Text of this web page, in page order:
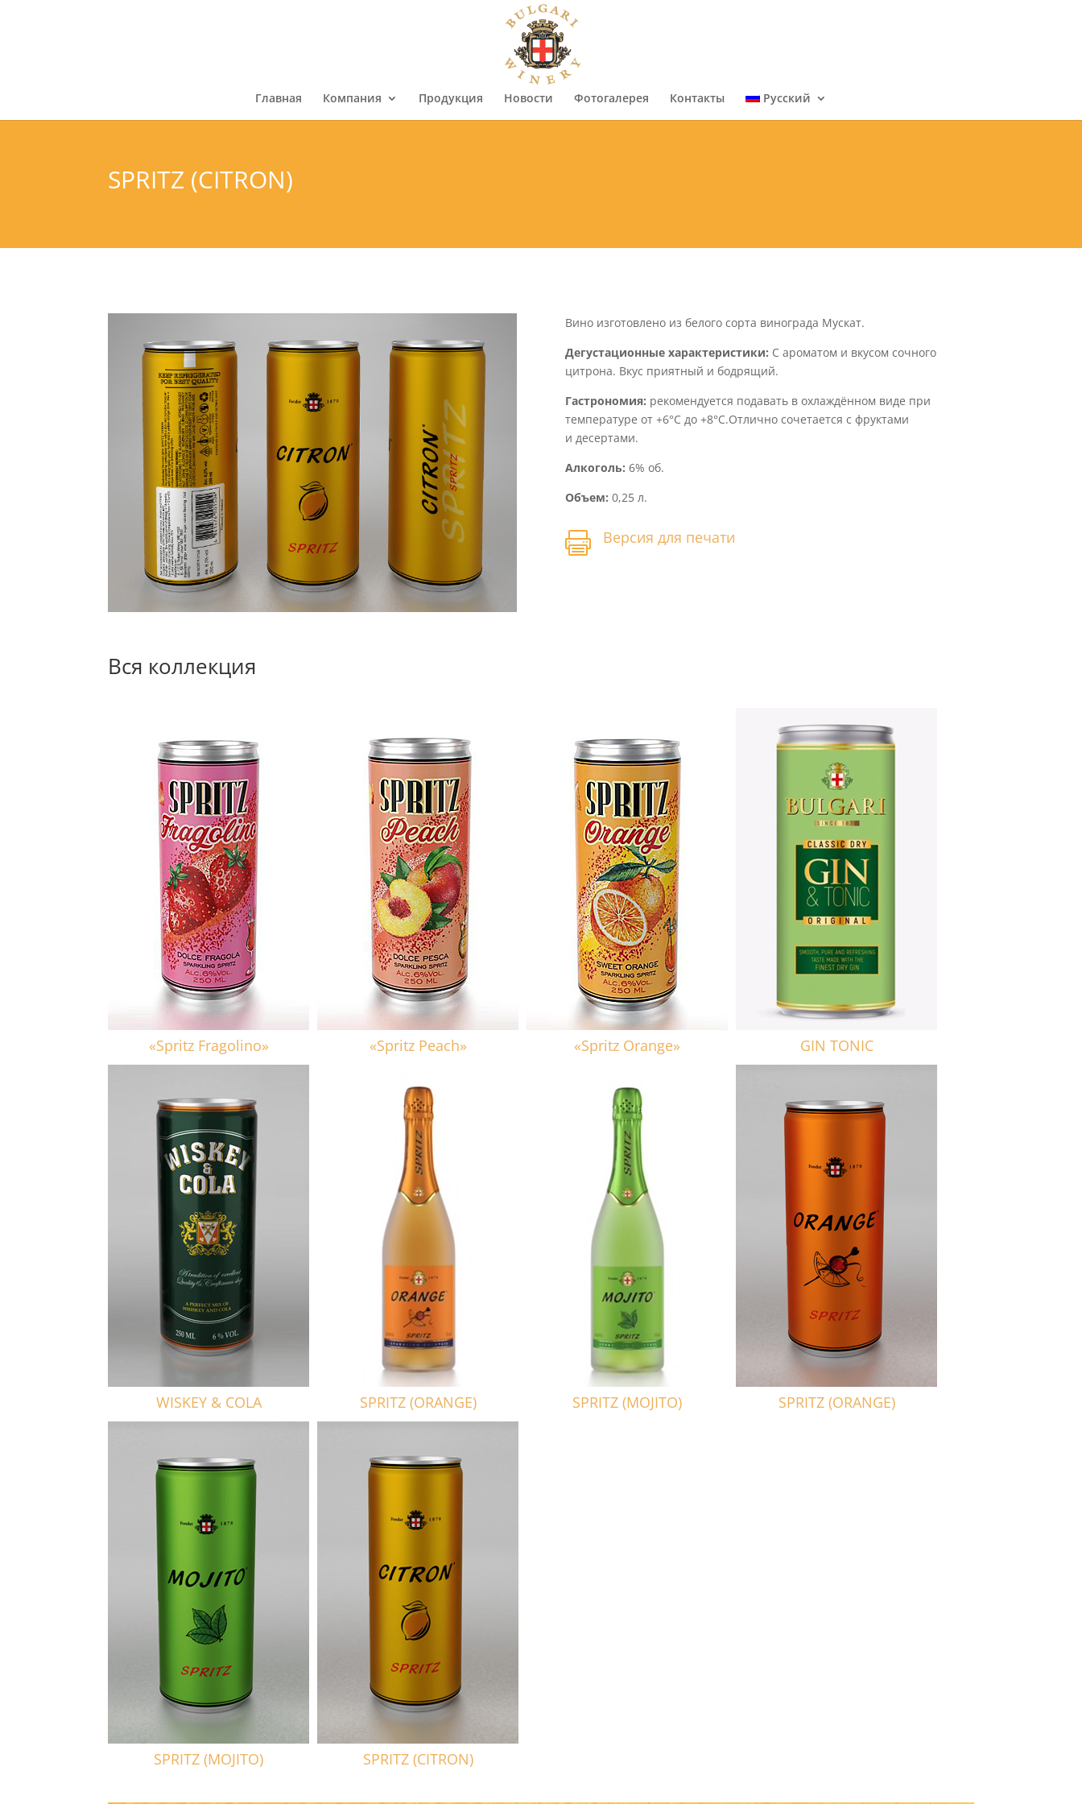
Главная Компания Продукция Новости Фотогалерея Контакты Русский
SPRITZ (CITRON)
Вино изготовлено из белого сорта винограда Мускат.
Дегустационные характеристики: С ароматом и вкусом сочного
цитрона. Вкус приятный и бодрящий.
Гастрономия: рекомендуется подавать в охлаждённом виде при
температуре от +6°С до +8°С.Отлично сочетается с фруктами
и десертами.
Алкоголь: 6% об.
Объем: 0,25 л.
 Версия для печати
Вся коллекция
«Spritz Fragolino» «Spritz Peach» «Spritz Orange» GIN TONIC
WISKEY & COLA SPRITZ (ORANGE) SPRITZ (MOJITO) SPRITZ (ORANGE)
SPRITZ (MOJITO) SPRITZ (CITRON)